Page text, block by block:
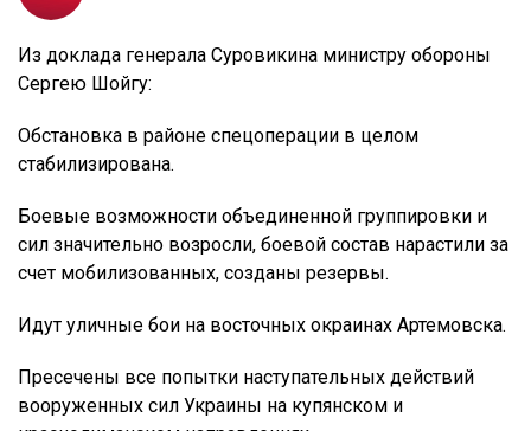
Из доклада генерала Суровикина министру обороны
Сергею Шойгу:
Обстановка в районе спецоперации в целом
стабилизирована.
Боевые возможности объединенной группировки и
сил значительно возросли, боевой состав нарастили за
счет мобилизованных, созданы резервы.
Идут уличные бои на восточных окраинах Артемовска.
Пресечены все попытки наступательных действий
вооруженных сил Украины на купянском и